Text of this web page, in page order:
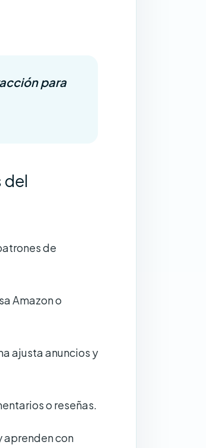
para
del
de
Amazon o
ajusta anuncios y
o reseñas.
aprenden con